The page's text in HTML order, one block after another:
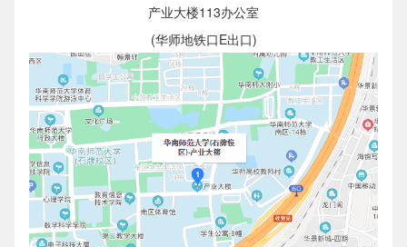
产业大楼113办公室
(华师地铁口E出口)